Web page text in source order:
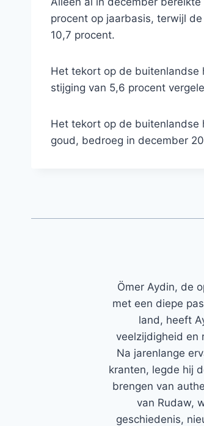
procent op jaarbasis, terwijl
10,7 procent.
Het tekort op de buitenlandse
stijging van 5,6 procent
Het tekort op de buitenlandse
goud, bedroeg in december
Ömer Aydin, de
met een diepe
land, heeft
veelzijdigheid en
Na jarenlange
kranten, legde hij
brengen van
van Rudaw,
geschiedenis,